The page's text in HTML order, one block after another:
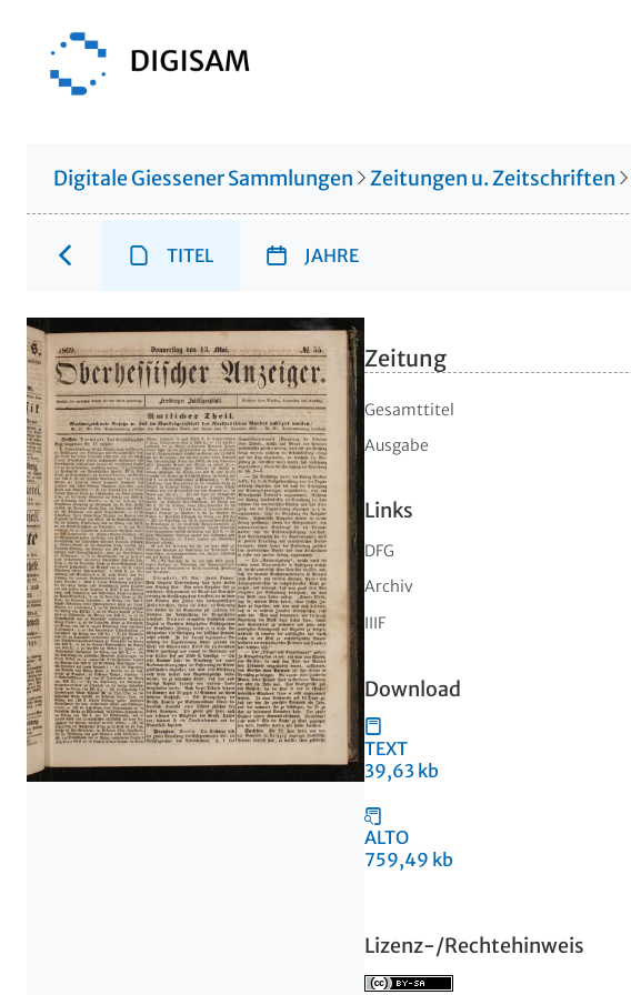
Digitale Giessener Sammlungen Zeitungen u. Zeitschriften
TITEL JAHRE
Zeitung
Gesamttitel
Ausgabe
Links
DFG
Archiv
IIIF
Download
TEXT
39,63 kb
ALTO
759,49 kb
Lizenz-/Rechtehinweis